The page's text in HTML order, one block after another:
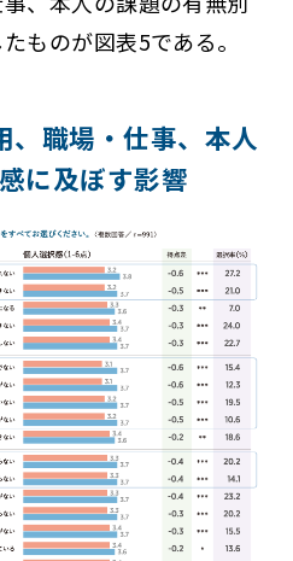
ものが図表5である。
、職場・仕事、本人
に及ぼす影響